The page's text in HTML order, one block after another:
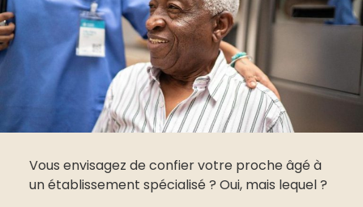
Vous envisagez de confier votre proche âgé à
un établissement spécialisé ? Oui, mais lequel ?